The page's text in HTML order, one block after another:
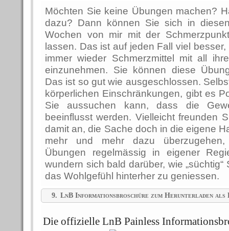
Möchten Sie keine Übungen machen?
dazu? Dann können Sie sich in
Wochen von mir mit der
lassen. Das ist auf jeden Fall viel
immer wieder Schmerzmittel mit all
einzunehmen. Sie können diese
Das ist so gut wie ausgeschlossen.
körperlichen Einschränkungen, gibt es
Sie aussuchen kann, dass die
beeinflusst werden. Vielleicht freunden
damit an, die Sache doch in die eigene
mehr und mehr dazu überzugehen,
Übungen regelmässig in eigener
wundern sich bald darüber, wie
das Wohlgefühl hinterher zu geniessen.
9. LnB Informationsbroschüre zum Herunterladen als
Die offizielle LnB Painless